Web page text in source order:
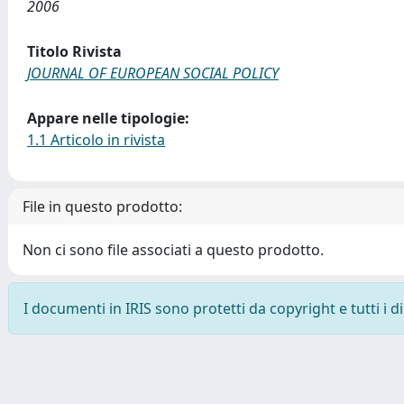
2006
Titolo Rivista
JOURNAL OF EUROPEAN SOCIAL POLICY
Appare nelle tipologie:
1.1 Articolo in rivista
File in questo prodotto:
Non ci sono file associati a questo prodotto.
I documenti in IRIS sono protetti da copyright e tutti i